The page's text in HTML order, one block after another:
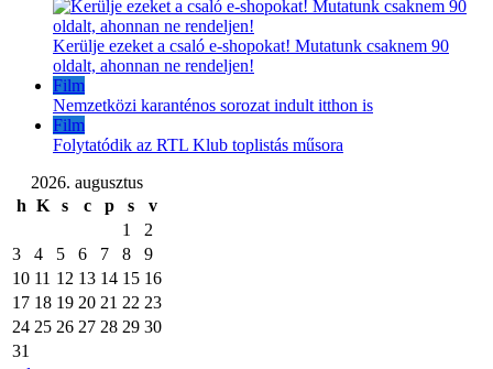
Kerülje ezeket a csaló e-shopokat! Mutatunk csaknem 90
oldalt, ahonnan ne rendeljen!
Film
Nemzetközi karanténos sorozat indult itthon is
Film
Folytatódik az RTL Klub toplistás műsora
2026. augusztus
h K s c p s
v
1
2
3
4 5 6 7 8
9
10 11 12 13 14 15 16
17 18 19 20 21 22 23
24 25 26 27 28 29 30
31